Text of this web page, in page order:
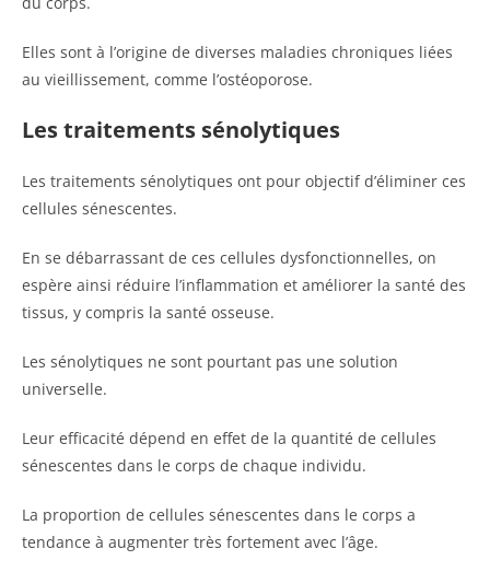
Elles sont à l’origine de diverses maladies chroniques liées
au vieillissement, comme l’ostéoporose.
Les traitements sénolytiques
Les traitements sénolytiques ont pour objectif d’éliminer ces
cellules sénescentes.
En se débarrassant de ces cellules dysfonctionnelles, on
espère ainsi réduire l’inflammation et améliorer la santé des
tissus, y compris la santé osseuse.
Les sénolytiques ne sont pourtant pas une solution
universelle.
Leur efficacité dépend en effet de la quantité de cellules
sénescentes dans le corps de chaque individu.
La proportion de cellules sénescentes dans le corps a
tendance à augmenter très fortement avec l’âge.